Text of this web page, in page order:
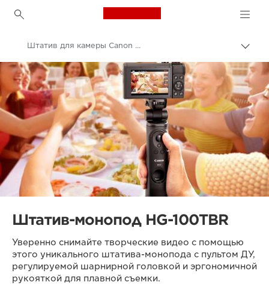
Canon Logo, back to
Canon
Штатив для камеры Canon HG-100TBR
Штатив-монопод HG-100TBR
Уверенно снимайте творческие видео с помощью
этого уникального штатива-монопода с пультом ДУ,
регулируемой шарнирной головкой и эргономичной
рукояткой для плавной съемки.